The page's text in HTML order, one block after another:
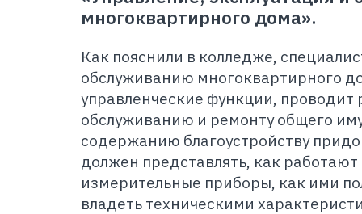
многоквартирного дома».
Как пояснили в колледже,
обслуживанию многоквартирного
управленческие функции, проводит
обслуживанию и ремонту общего
содержанию благоустройству
должен представлять, как
измерительные приборы, как ими
владеть техническими